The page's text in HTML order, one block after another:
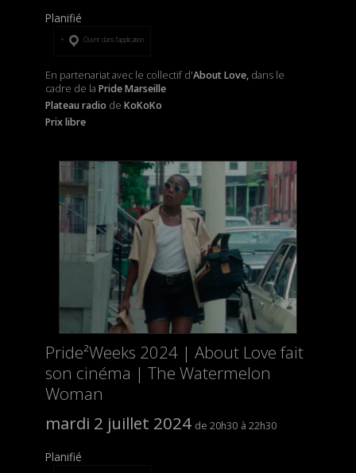
Planifié
Ouvrir dans l’application
En partenariat avec le collectif d'About Love, dans le
cadre de la Pride Marseille
Plateau radio de KoKoKo
Prix libre
Pride²Weeks 2024 | About Love fait
son cinéma | The Watermelon
Woman
mardi 2 juillet 2024
20h30 22h30
Planifié